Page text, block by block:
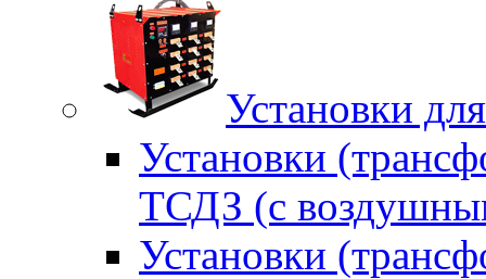
Установки
Установки
ТСДЗ (c
Установки